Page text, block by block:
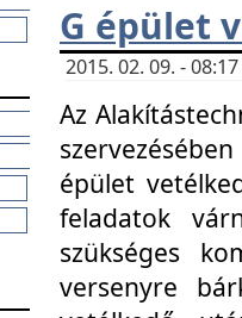
G épület
2015. 02. 09. -
Az
épület
feladatok
szükséges
versenyre